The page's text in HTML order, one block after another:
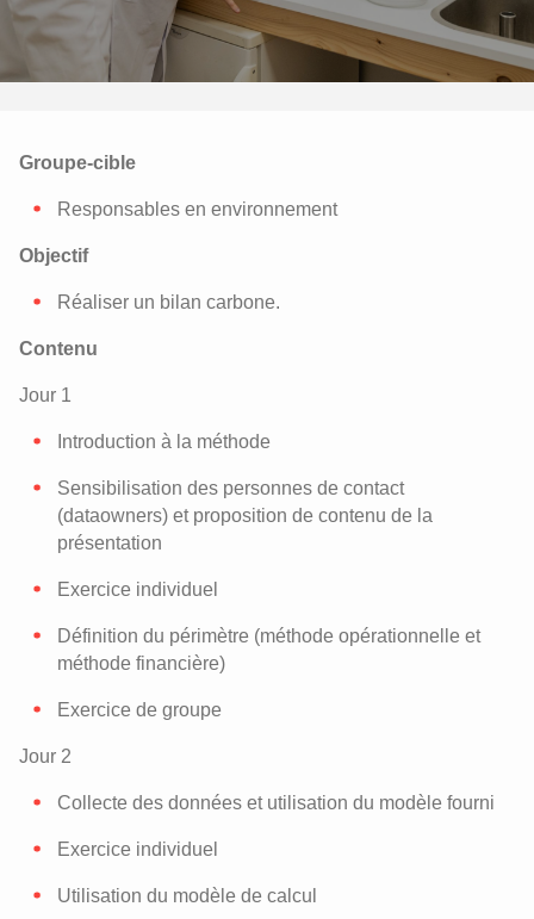
Groupe-cible
Responsables en environnement
Objectif
Réaliser un bilan carbone.
Contenu
Jour 1
Introduction à la méthode
Sensibilisation des personnes de contact
(dataowners) et proposition de contenu de la
présentation
Exercice individuel
Définition du périmètre (méthode opérationnelle et
méthode financière)
Exercice de groupe
Jour 2
Collecte des données et utilisation du modèle fourni
Exercice individuel
Utilisation du modèle de calcul